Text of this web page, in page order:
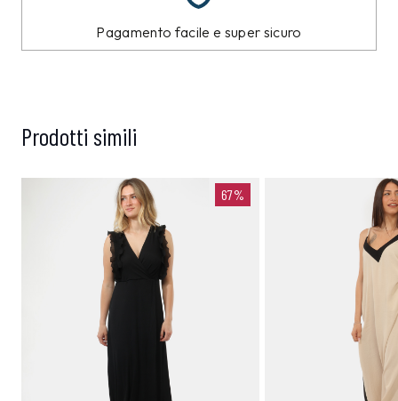
Pagamento facile e super sicuro
Prodotti simili
67%